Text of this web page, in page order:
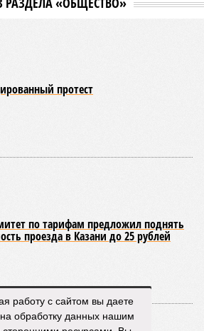
протест
по тарифам предложил поднять
проезда в Казани до 25 рублей
работу с сайтом вы даете
обработку данных нашим